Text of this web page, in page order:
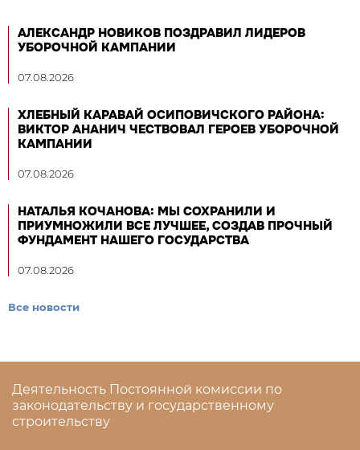
АЛЕКСАНДР НОВИКОВ ПОЗДРАВИЛ ЛИДЕРОВ
УБОРОЧНОЙ КАМПАНИИ
07.08.2026
ХЛЕБНЫЙ КАРАВАЙ ОСИПОВИЧСКОГО РАЙОНА:
ВИКТОР АНАНИЧ ЧЕСТВОВАЛ ГЕРОЕВ УБОРОЧНОЙ
КАМПАНИИ
07.08.2026
НАТАЛЬЯ КОЧАНОВА: МЫ СОХРАНИЛИ И
ПРИУМНОЖИЛИ ВСЕ ЛУЧШЕЕ, СОЗДАВ ПРОЧНЫЙ
ФУНДАМЕНТ НАШЕГО ГОСУДАРСТВА
07.08.2026
Все новости
Деятельность Постоянной комиссии по
законодательству и государственному
строительству